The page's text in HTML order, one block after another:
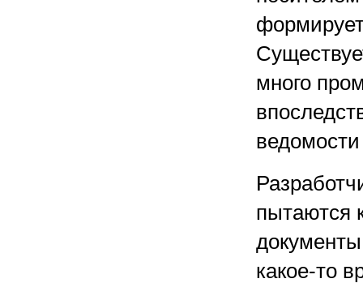
много
пытаются
какое-то